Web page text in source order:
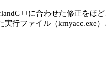
に合わせた修正をほど
行ファイル（kmyacc.exe